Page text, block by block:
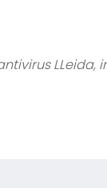
LLeida,